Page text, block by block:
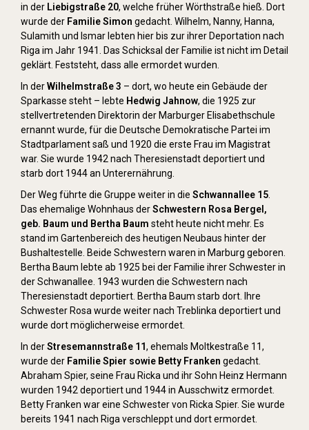
in der Liebigstraße 20, welche früher Wörthstraße hieß. Dort
wurde der Familie Simon gedacht. Wilhelm, Nanny, Hanna,
Sulamith und Ismar lebten hier bis zur ihrer Deportation nach
Riga im Jahr 1941. Das Schicksal der Familie ist nicht im Detail
geklärt. Feststeht, dass alle ermordet wurden.
In derWilhelmstraße 3 – dort, wo heute ein Gebäude der
Sparkasse steht – lebte Hedwig Jahnow, die 1925 zur
stellvertretenden Direktorin der Marburger Elisabethschule
ernannt wurde, für die Deutsche Demokratische Partei im
Stadtparlament saß und 1920 die erste Frau im Magistrat
war. Sie wurde 1942 nach Theresienstadt deportiert und
starb dort 1944 an Unterernährung.
Der Weg führte die Gruppe weiter in die Schwannallee 15
Das ehemalige Wohnhaus derSchwestern Rosa Bergel,
geb. Baum und Bertha Baum steht heute nicht mehr. Es
stand im Gartenbereich des heutigen Neubaus hinter der
Bushaltestelle. Beide Schwestern waren in Marburg geboren.
Bertha Baum lebte ab 1925 bei der Familie ihrer Schwester in
der Schwanallee. 1943 wurden die Schwestern nach
Theresienstadt deportiert. Bertha Baum starb dort. Ihre
Schwester Rosa wurde weiter nach Treblinka deportiert und
wurde dort möglicherweise ermordet.
In derStresemannstraße 11, ehemals Moltkestraße 11,
wurde der Familie Spier sowie Betty Franken gedacht.
Abraham Spier, seine Frau Ricka und ihr Sohn Heinz Hermann
wurden 1942 deportiert und 1944 in Ausschwitz ermordet.
Betty Franken war eine Schwester von Ricka Spier. Sie wurde
bereits 1941 nach Riga verschleppt und dort ermordet.